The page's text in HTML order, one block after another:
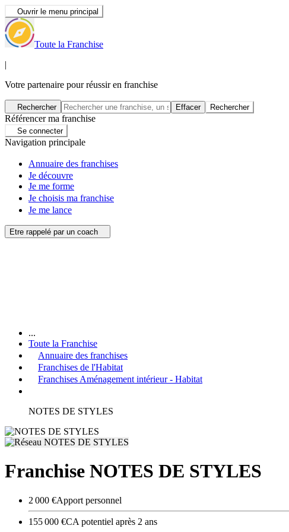
Ouvrir le menu principal
Toute la Franchise
|
Votre partenaire pour réussir en franchise
Rechercher Effacer Rechercher
Référencer ma franchise
Se connecter
Navigation principale
Annuaire des franchises
Je découvre
Je me forme
Je choisis ma franchise
Je me lance
Etre rappelé par un coach
...
Toute la Franchise
Annuaire des franchises
Franchises de l'Habitat
Franchises Aménagement intérieur - Habitat
NOTES DE STYLES
Franchise NOTES DE STYLES
2 000 €Apport personnel
155 000 €CA potentiel après 2 ans